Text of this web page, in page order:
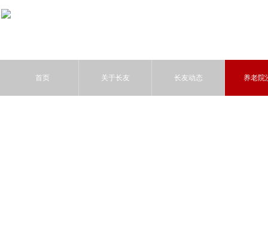
首页 关于长友 长友动态 养老院